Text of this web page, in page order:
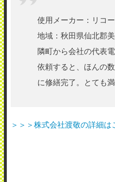
使用メーカー：リコー
地域：秋田県仙北郡
隣町から会社の代表
依頼すると、ほんの
に修繕完了。とても
＞＞＞株式会社渡敬の詳細は